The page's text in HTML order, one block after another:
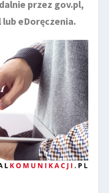
przez gov.pl,
eDoręczenia.